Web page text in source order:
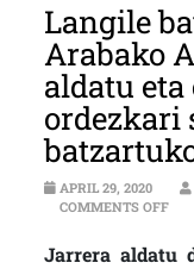
Langile
Arabako
aldatu
APRIL 29, 2020
COMMENTS OFFON
Jarrera aldatu